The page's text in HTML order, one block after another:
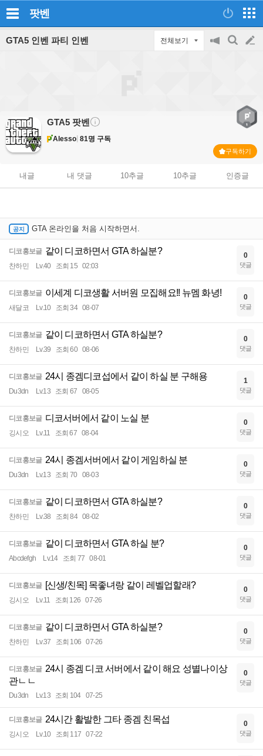
팟벤
GTA5 인벤 파티 인벤 전체보기
GTA5 팟벤
Alesso 81명 구독
구독하기
내글 내 댓글 10추글 10추글 인증글
GTA 온라인을 처음 시작하면서.
디코홍보글 같이 디코하면서 GTA 하실분?
찬하민 Lv.40 조회 15 02:03
0
댓글
디코홍보글 이세계 디코생활 서버원 모집해요!! 뉴멤 화녕!
새달코 Lv.10 조회 34 08-07
0
댓글
디코홍보글 같이 디코하면서 GTA 하실분?
찬하민 Lv.39 조회 60 08-06
0
댓글
디코홍보글 24시 종겜디코섭에서 같이 하실 분 구해용
Du3dn Lv.13 조회 67 08-05
1
댓글
디코홍보글 디코서버에서 같이 노실 분
깅시오 Lv.11 조회 67 08-04
0
댓글
디코홍보글 24시 종겜서버에서 같이 게임하실 분
Du3dn Lv.13 조회 70 08-03
0
댓글
디코홍보글 같이 디코하면서 GTA 하실분?
찬하민 Lv.38 조회 84 08-02
0
댓글
디코홍보글 같이 디코하면서 GTA 하실 분?
Abcdefgh Lv.14 조회 77 08-01
0
댓글
디코홍보글 [신생/친목] 목좋녀랑 같이 레벨업할래?
깅시오 Lv.11 조회 126 07-26
0
댓글
디코홍보글 같이 디코하면서 GTA 하실분?
찬하민 Lv.37 조회 106 07-26
0
댓글
디코홍보글 24시 종겜 디코 서버에서 같이 해요 성별나이상
관ㄴㄴ
Du3dn Lv.13 조회 104 07-25
0
댓글
디코홍보글 24시간 활발한 그타 종겜 친목섭
깅시오 Lv.10 조회 117 07-22
0
댓글